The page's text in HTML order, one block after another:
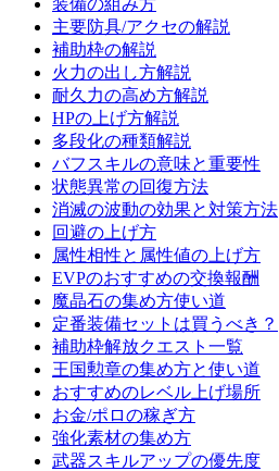
装備の組み方
主要防具/アクセの解説
補助枠の解説
火力の出し方解説
耐久力の高め方解説
HPの上げ方解説
多段化の種類解説
バフスキルの意味と重要性
状態異常の回復方法
消滅の波動の効果と対策方法
回避の上げ方
属性相性と属性値の上げ方
EVPのおすすめの交換報酬
魔晶石の集め方使い道
定番装備セットは買うべき？
補助枠解放クエスト一覧
王国勲章の集め方と使い道
おすすめのレベル上げ場所
お金/ポロの稼ぎ方
強化素材の集め方
武器スキルアップの優先度